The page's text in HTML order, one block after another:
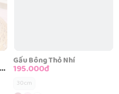
Gấu Bông Thỏ Nhí
195.000đ
30cm